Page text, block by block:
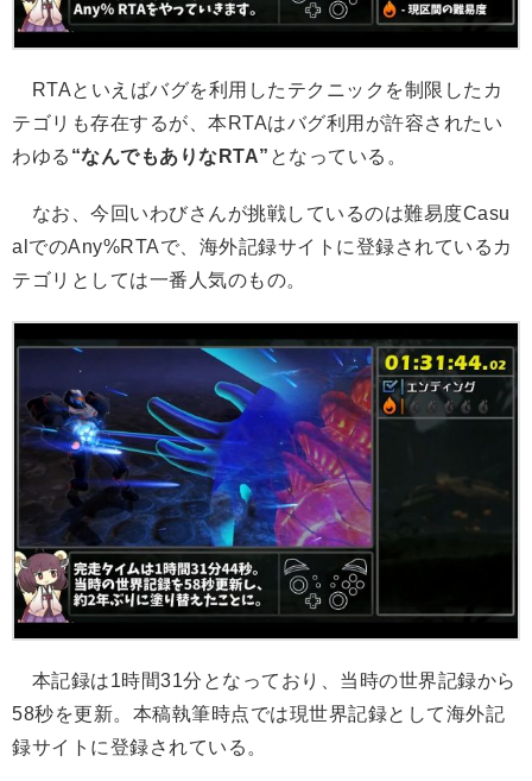
RTAといえばバグを利用したテクニックを制限したカ
テゴリも存在するが、本RTAはバグ利用が許容されたい
わゆる “なんでもありなRTA” となっている。
なお、今回いわびさんが挑戦しているのは難易度Casu
alでのAny%RTAで、海外記録サイトに登録されているカ
テゴリとしては一番人気のもの。
本記録は1時間31分となっており、当時の世界記録から
58秒を更新。本稿執筆時点では現世界記録として海外記
録サイトに登録されている。